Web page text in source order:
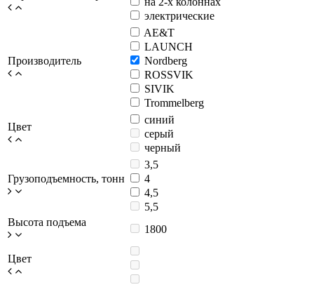
электрические
Производитель
AE&T
LAUNCH
Nordberg
ROSSVIK
SIVIK
Trommelberg
Цвет
синий
серый
черный
Грузоподъемность, тонн
3,5
4
4,5
5,5
Высота подъема
1800
Цвет